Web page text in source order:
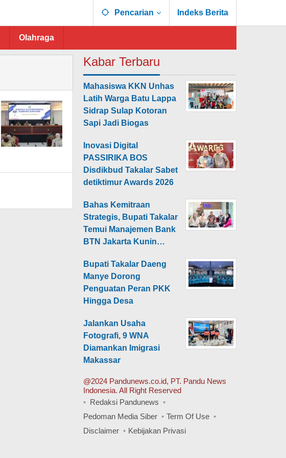
Pencarian Indeks Berita
Olahraga
Kabar Terbaru
Mahasiswa KKN Unhas
Latih Warga Batu Lappa
Sidrap Sulap Kotoran
Sapi Jadi Biogas
Inovasi Digital
PASSIRIKA BOS
Disdikbud Takalar Sabet
detiktimur Awards 2026
Bahas Kemitraan
Strategis, Bupati Takalar
Temui Manajemen Bank
BTN Jakarta Kunin…
Bupati Takalar Daeng
Manye Dorong
Penguatan Peran PKK
Hingga Desa
Jalankan Usaha
Fotografi, 9 WNA
Diamankan Imigrasi
Makassar
@2024 Pandunews.co.id, PT. Pandu News
Indonesia. All Right Reserved
Redaksi Pandunews
Pedoman Media Siber
Term Of Use
Disclaimer
Kebijakan Privasi